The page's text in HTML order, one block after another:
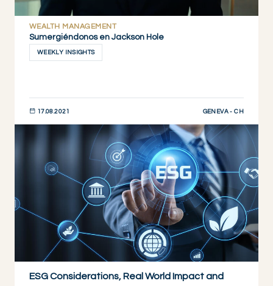
WEALTH MANAGEMENT
Sumergiéndonos en Jackson Hole
WEEKLY INSIGHTS
17.08.2021 GENEVA - CH
DESCUBRIR AHORA
ESG Considerations, Real World Impact and